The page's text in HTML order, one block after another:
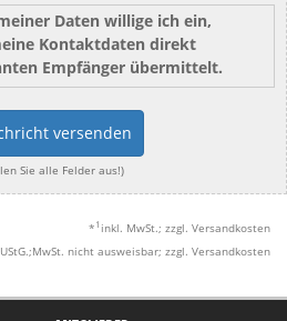
Daten willige ich ein,
Kontaktdaten direkt
Empfänger übermittelt.
versenden
Sie alle Felder aus!)
* 1 inkl. MwSt.; zzgl. Versandkosten
nicht ausweisbar; zzgl. Versandkosten